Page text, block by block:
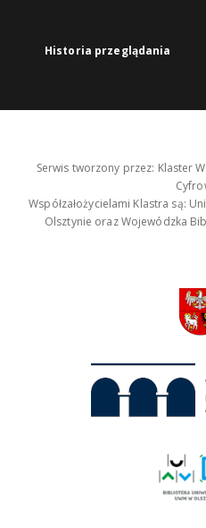
Historia przeglądania
Serwis tworzony przez: Klaster
Współzałożycielami Klastra są:
Olsztynie oraz Wojewódzka